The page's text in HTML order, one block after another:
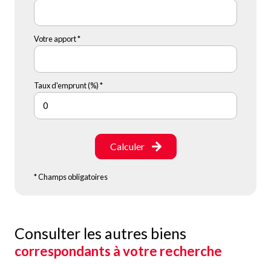
Votre apport *
Taux d'emprunt (%) *
Calculer
* Champs obligatoires
Consulter les autres biens
correspondants à votre recherche